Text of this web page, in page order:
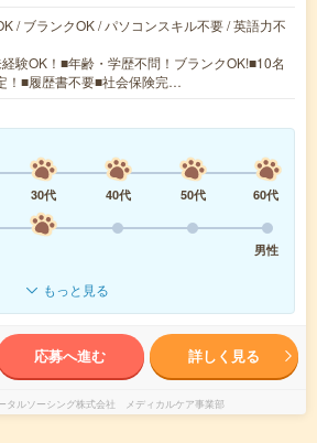
/ ブランクOK / パソコンスキル不要 / 英語力不
験OK！■年齢・学歴不問！ブランクOK!■10名
！■履歴書不要■社会保険完…
30代 40代 50代
60代
男性
もっと見る
応募へ進む 詳しく見る
タルソーシング株式会社 メディカルケア事業部